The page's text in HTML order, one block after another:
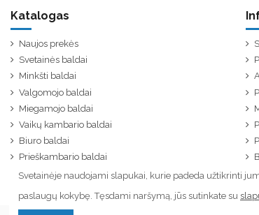
Katalogas
Naujos prekės
Svetainės baldai
Minkšti baldai
Valgomojo baldai
Miegamojo baldai
Vaikų kambario baldai
Biuro baldai
Prieškambario baldai
Svetainėje naudojami slapukai, kurie padeda užtikrinti
paslaugų kokybę. Tęsdami naršymą, jūs sutinkate su